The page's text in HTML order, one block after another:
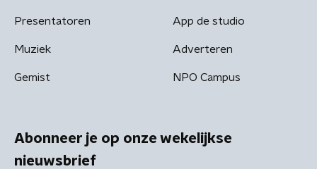
Presentatoren
Muziek
Gemist
App de studio
Adverteren
NPO Campus
Abonneer je op onze wekelijkse
nieuwsbrief